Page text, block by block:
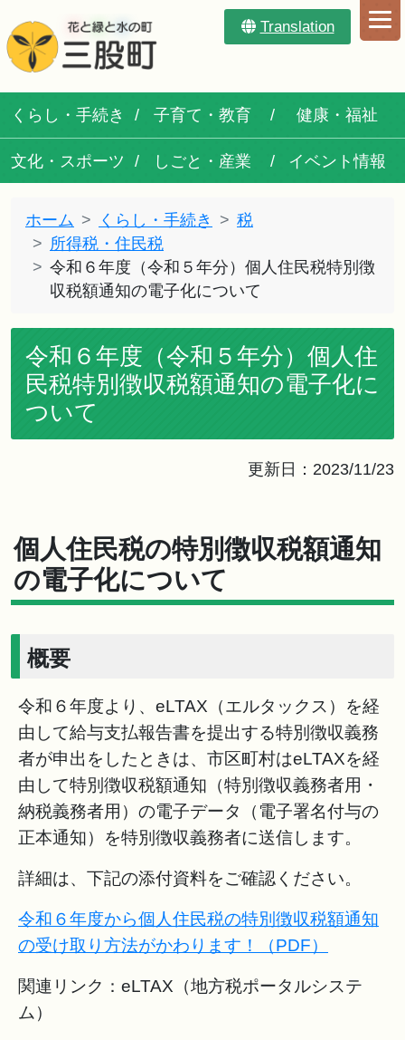
Translation
くらし・手続き 子育て・教育 健康・福祉
文化・スポーツ しごと・産業 イベント情報
ホーム くらし・手続き
税
所得税・住民税
令和６年度（令和５年分）個人住民税特別徴
収税額通知の電子化について
令和６年度（令和５年分）個人住
民税特別徴収税額通知の電子化に
ついて
更新日：2023/11/23
個人住民税の特別徴収税額通知
の電子化について
概要
令和６年度より、eLTAX（エルタックス）を経
由して給与支払報告書を提出する特別徴収義務
者が申出をしたときは、市区町村はeLTAXを経
由して特別徴収税額通知（特別徴収義務者用・
納税義務者用）の電子データ（電子署名付与の
正本通知）を特別徴収義務者に送信します。
詳細は、下記の添付資料をご確認ください。
令和６年度から個人住民税の特別徴収税額通知
の受け取り方法がかわります！（PDF）
関連リンク：eLTAX（地方税ポータルシステ
ム）